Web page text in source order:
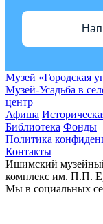
Музей «Городская
Музей-Усадьба в
центр
Афиша
Библиотека Фонды
Политика
Контакты
Ишимский
комплекс им. П.П.
Мы в социальных